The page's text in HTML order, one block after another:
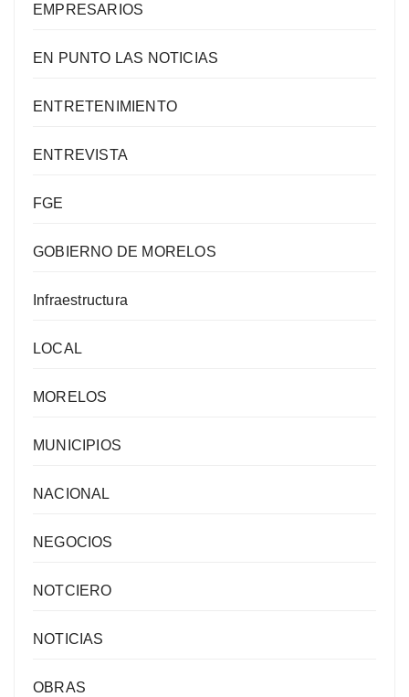
EMPRESARIOS
EN PUNTO LAS NOTICIAS
ENTRETENIMIENTO
ENTREVISTA
FGE
GOBIERNO DE MORELOS
Infraestructura
LOCAL
MORELOS
MUNICIPIOS
NACIONAL
NEGOCIOS
NOTCIERO
NOTICIAS
OBRAS